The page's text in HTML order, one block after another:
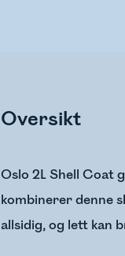
Oversikt
Oslo 2L Shell Coat
kombinerer denne
allsidig, og lett kan